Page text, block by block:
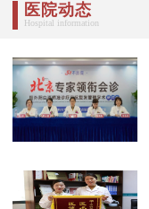
医院动态
Hospital information